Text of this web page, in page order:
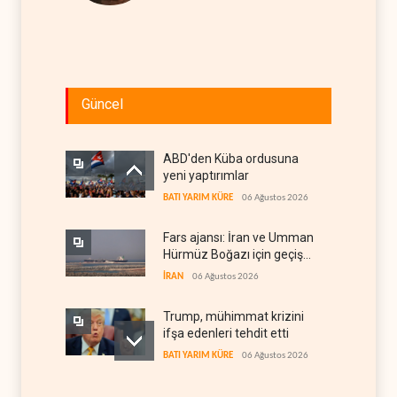
Güncel
ABD'den Küba ordusuna
yeni yaptırımlar
BATI YARIM KÜRE 06 Ağustos 2026
Fars ajansı: İran ve Umman
Hürmüz Boğazı için geçiş
koridorlarında anlaştı
İRAN 06 Ağustos 2026
Trump, mühimmat krizini
ifşa edenleri tehdit etti
BATI YARIM KÜRE 06 Ağustos 2026